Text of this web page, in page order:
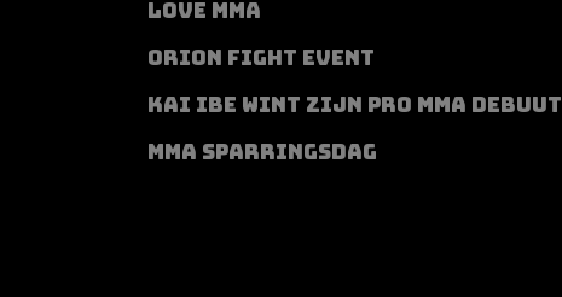
LOVE MMA
ORION FIGHT EVENT
KAI IBE WINT ZIJN PRO MMA DEBUUT
MMA SPARRINGSDAG